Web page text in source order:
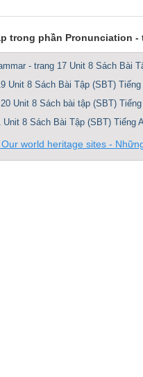
trong phần Pronunciation -
- trang 17 Unit 8 Sách Bài
Unit 8 Sách Bài Tập (SBT)
Unit 8 Sách bài tập (SBT)
Unit 8 Sách Bài Tập (SBT) Tiếng
Our world heritage sites -